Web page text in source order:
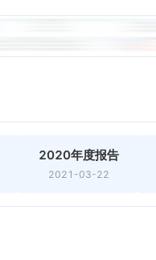
2020年度报告
2021-03-22